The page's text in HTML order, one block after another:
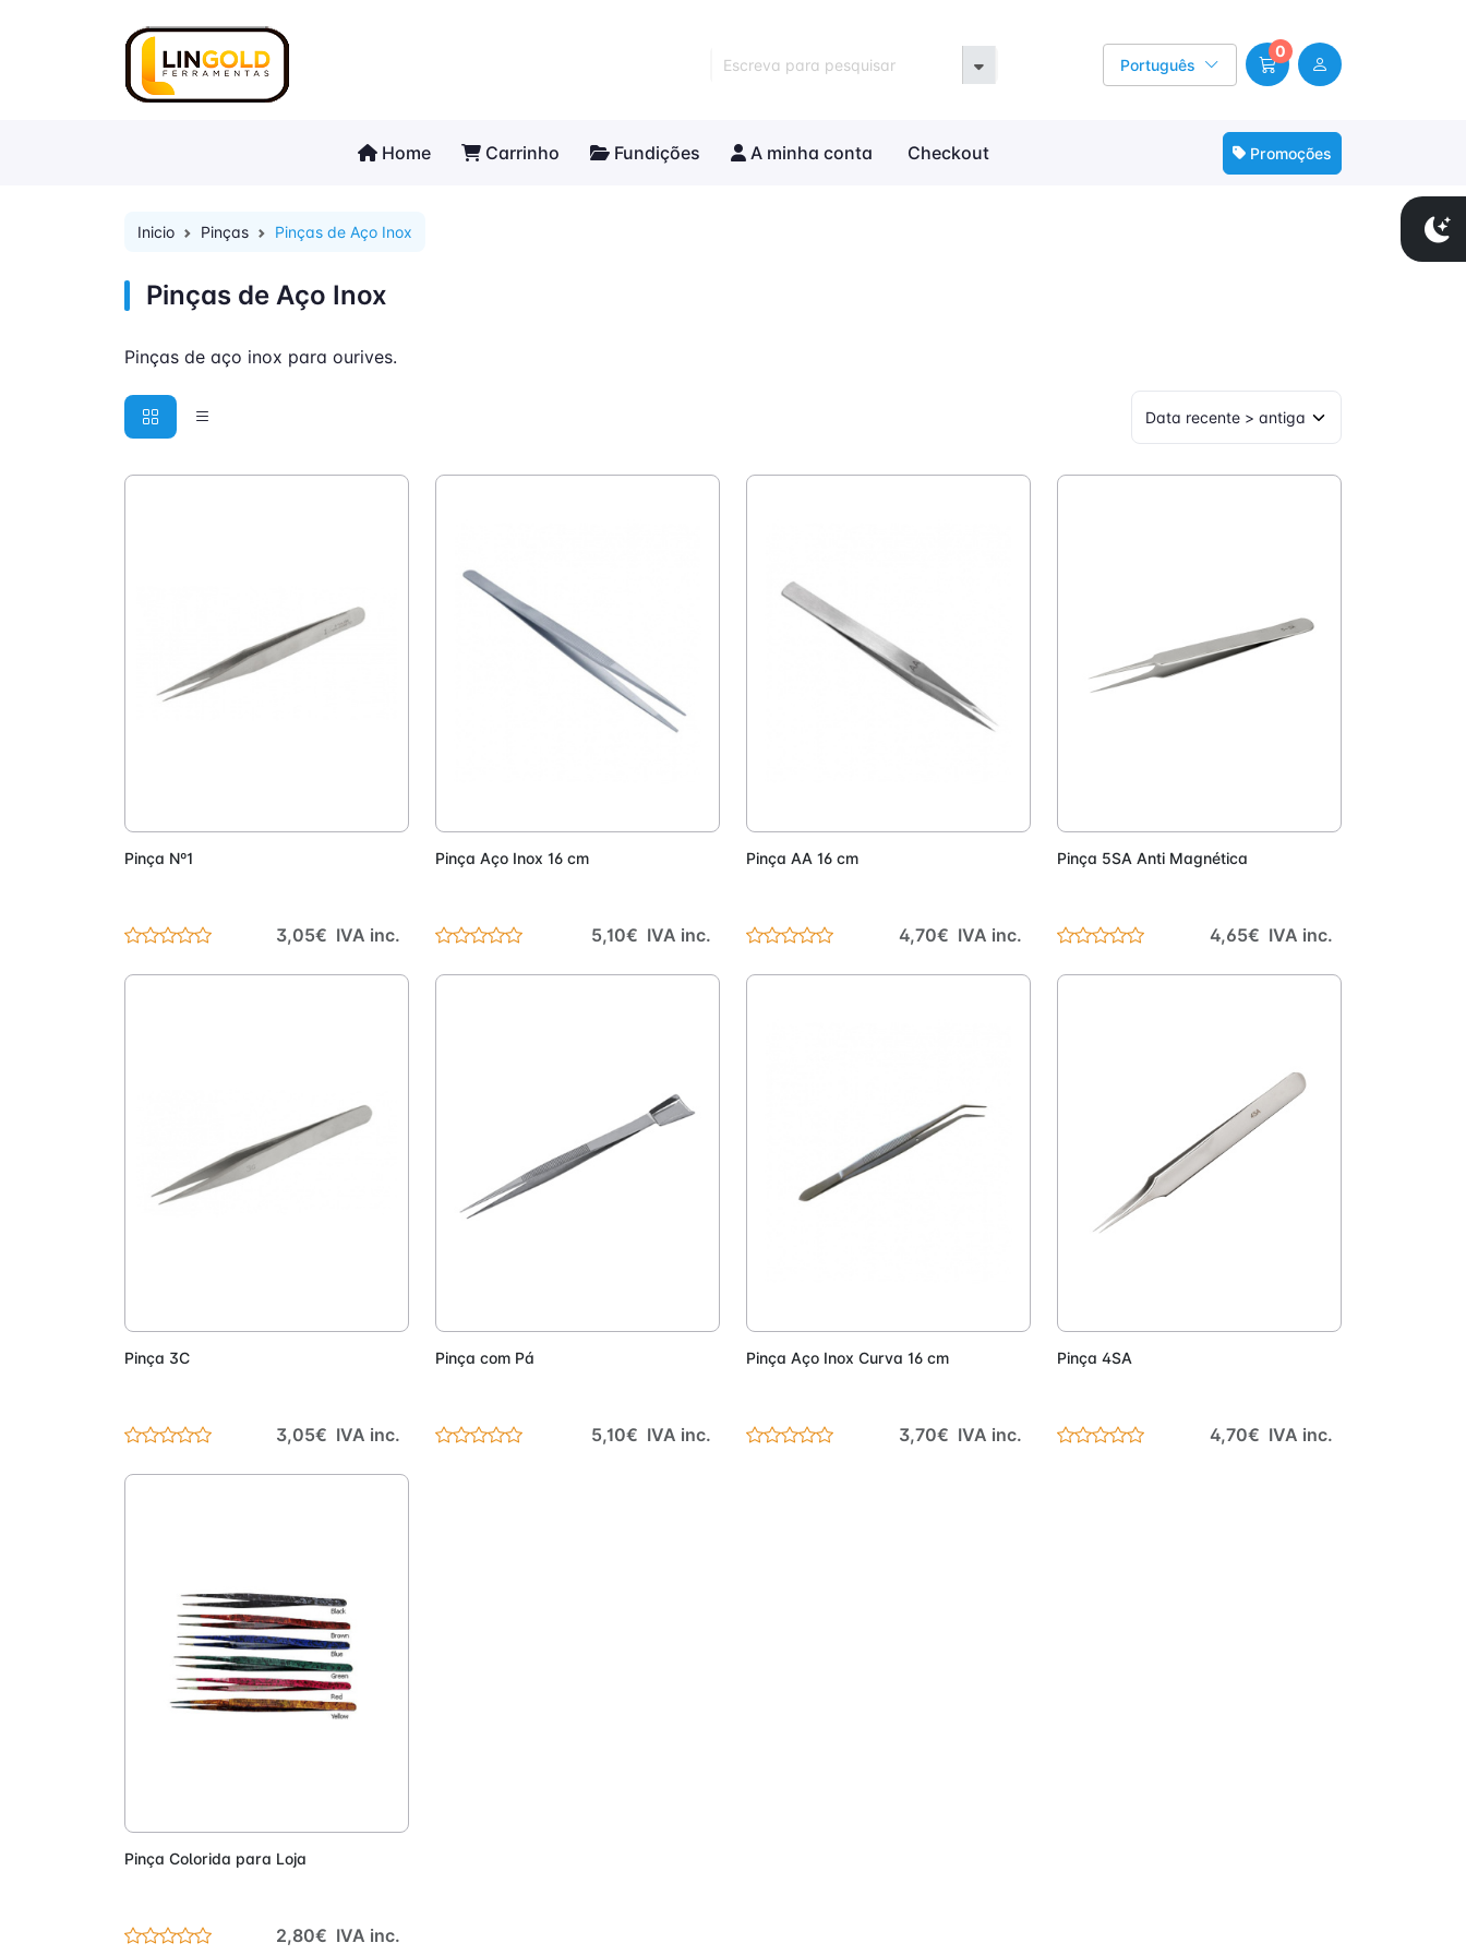
Escreva para pesquisar Português
0
Home Carrinho Fundições A minha conta Checkout Promoções
Inicio Pinças Pinças de Aço Inox
Pinças de Aço Inox
Pinças de aço inox para ourives.
Pinça Nº1
3,05€ IVA inc.
Pinça Aço Inox 16 cm
5,10€ IVA inc.
Pinça AA 16 cm
4,70€ IVA inc.
Pinça 5SA Anti Magnética
4,65€ IVA inc.
Pinça 3C
3,05€ IVA inc.
Pinça com Pá
5,10€ IVA inc.
Pinça Aço Inox Curva 16 cm
3,70€ IVA inc.
Pinça 4SA
4,70€ IVA inc.
Pinça Colorida para Loja
2,80€ IVA inc.